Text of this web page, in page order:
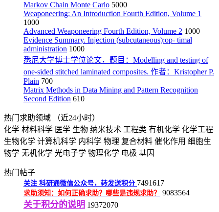
Markov Chain Monte Carlo 5000
Weaponeering: An Introduction Fourth Edition, Volume 1
1000
Advanced Weaponeering Fourth Edition, Volume 2 1000
Evidence Summary. Injection (subcutaneous):op- timal
administration 1000
悉尼大学博士学位论文，题目：Modelling and testing of
one-sided stitched laminated composites. 作者：Kristopher P.
Plain 700
Matrix Methods in Data Mining and Pattern Recognition
Second Edition 610
热门求助领域
（近24小时）
化学 材料科学 医学 生物 纳米技术 工程类 有机化学 化学工程
生物化学 计算机科学 内科学 物理 复合材料 催化作用 细胞生
物学 无机化学 光电子学 物理化学 电极 基因
热门帖子
关注 科研通微信公众号，转发送积分 7491617
求助须知：如何正确求助？哪些是违规求助？ 9083564
关于积分的说明 19372070